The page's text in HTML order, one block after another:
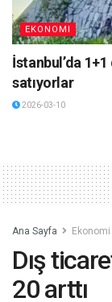
EKONOMI
İstanbul’da
satıyorlar
2026-03-10
Ana Sayfa Ekonomi
Dış
20 arttı